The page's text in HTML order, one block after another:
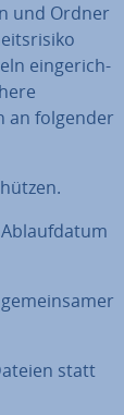
und Ordner
ein­ge­rich­
an folgender
statt